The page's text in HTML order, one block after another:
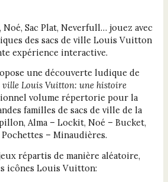
Noé, Sac Plat, Neverfull… jouez avec
des sacs de ville Louis Vuitton
expérience interactive.
une découverte ludique de
ville Louis Vuitton: une histoire
volume répertorie pour la
familles de sacs de ville de la
Alma – Lockit, Noé – Bucket,
– Minaudières.
répartis de manière aléatoire,
icônes Louis Vuitton: